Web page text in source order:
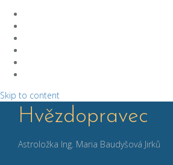
Skip to content
Hvězdopravec
Astroložka Ing. Maria Baudyšová Jirků